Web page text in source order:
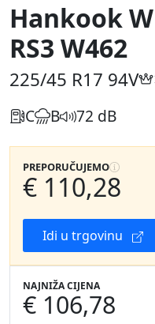
Hankook
RS3 W462
225/45 R17 94V
C B 72 dB
PREPORUČUJEMO
€ 110,28
Idi u trgovinu
NAJNIŽA CIJENA
€ 106,78